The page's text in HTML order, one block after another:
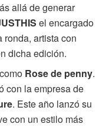
allá de generar
el encargado
artista con
dicha edición.
Rose de penny.
con la empresa de
. Este año lanzó su
con un estilo más